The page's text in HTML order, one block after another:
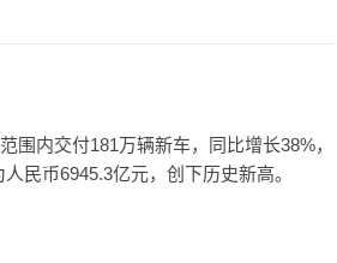
围内交付181万辆新车，同比增长38%，
民币6945.3亿元，创下历史新高。